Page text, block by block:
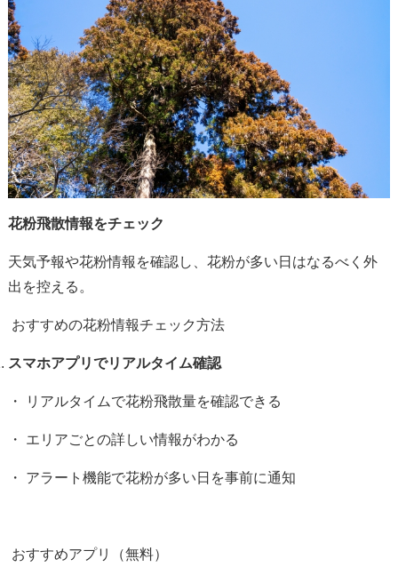
花粉飛散情報をチェック
天気予報や花粉情報を確認し、花粉が多い日はなるべく外
出を控える。
おすすめの花粉情報チェック方法
スマホアプリでリアルタイム確認
・ リアルタイムで花粉飛散量を確認できる
・ エリアごとの詳しい情報がわかる
・ アラート機能で花粉が多い日を事前に通知
おすすめアプリ（無料）